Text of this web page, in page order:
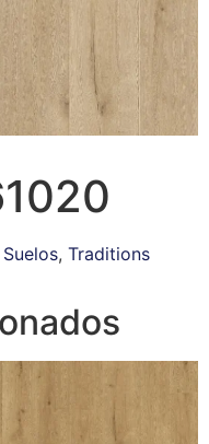
Suelos, Traditions